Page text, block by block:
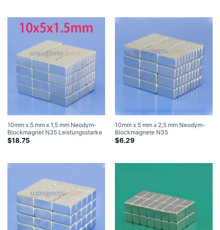
10mm x 5 mm x 1,5 mm Neodym-
Blockmagnet N35 Leistungsstarke
rechteckige Seltenerdmagnete
$18.75
10mm x 5 mm x 2,5 mm Neodym-
Blockmagnete N35
Leistungsstarke seltene Erden-
$6.29